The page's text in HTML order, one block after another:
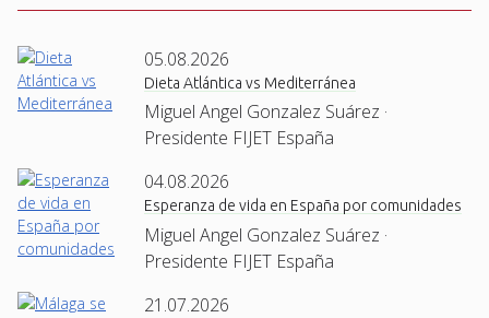
05.08.2026
Dieta Atlántica vs Mediterránea
Miguel Angel Gonzalez Suárez ·
Presidente FIJET España
04.08.2026
Esperanza de vida en España por comunidades
Miguel Angel Gonzalez Suárez ·
Presidente FIJET España
21.07.2026